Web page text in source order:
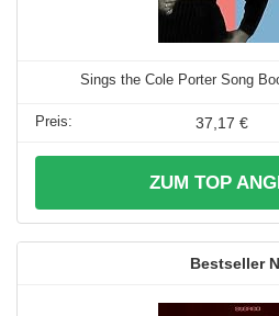
Sings the Cole Porter Song
37,17 €
ZUM TOP